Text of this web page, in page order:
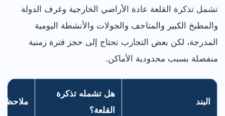
تشمل تذكرة القلعة عادة الأراضي الخارجية وغرف الدولة
والمطبخ الكبير والمتاحف والجولات والأنشطة اليومية
المدرجة، لكن بعض التجارب تحتاج إلى حجز فترة زمنية
منفصلة بسبب محدودية الأماكن.
البند
هل تشمله تذكرة
القلعة؟
ملاحظة